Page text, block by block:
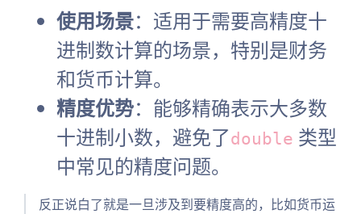
使用场景：适用于需要高精度十
进制数计算的场景，特别是财务
和货币计算。
精度优势：能够精确表示大多数
十进制小数，避免了double 类型
中常见的精度问题。
反正说白了就是一旦涉及到要精度高的，比如货币运